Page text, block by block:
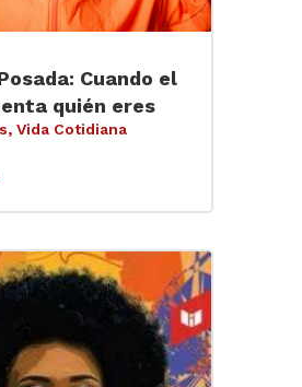
Cuando el
quién eres
, Vida Cotidiana